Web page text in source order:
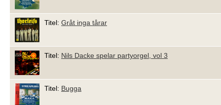
Titel: Gråt inga tårar
Titel: Nils Dacke spelar partyorgel, vol 3
Titel: Bugga